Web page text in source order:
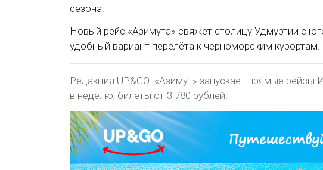
сезона.
Новый рейс «Азимута» свяжет столицу Удмуртии с
удобный вариант перелёта к черноморским курортам.
Редакция UP&GO: «Азимут» запускает прямые
в неделю, билеты от 3 780 рублей.